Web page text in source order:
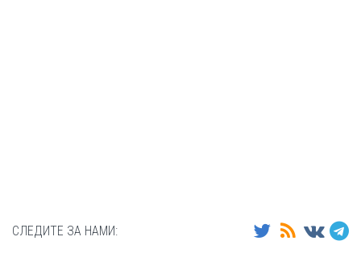
СЛЕДИТЕ ЗА НАМИ: